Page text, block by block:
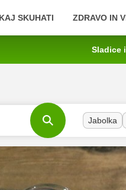
KAJ SKUHATI ZDRAVO IN
Sladice
Jabolka